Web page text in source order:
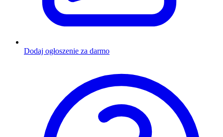
Dodaj ogłoszenie za darmo